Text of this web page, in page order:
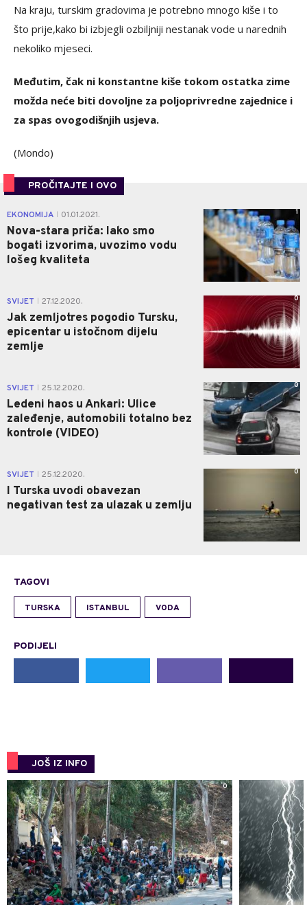
Na kraju, turskim gradovima je potrebno mnogo kiše i to
što prije,kako bi izbjegli ozbiljniji nestanak vode u narednih
nekoliko mjeseci.
Međutim, čak ni konstantne kiše tokom ostatka zime
možda neće biti dovoljne za poljoprivredne zajednice i
za spas ovogodišnjih usjeva.
(Mondo)
PROČITAJTE I OVO
EKONOMIJA 01.01.2021.
Nova-stara priča: Iako smo
bogati izvorima, uvozimo vodu
lošeg kvaliteta
1
SVIJET 27.12.2020.
Jak zemljotres pogodio Tursku,
epicentar u istočnom dijelu
zemlje
0
SVIJET 25.12.2020.
Ledeni haos u Ankari: Ulice
zaleđenje, automobili totalno bez
kontrole (VIDEO)
0
SVIJET 25.12.2020.
I Turska uvodi obavezan
negativan test za ulazak u zemlju
0
TAGOVI
TURSKA ISTANBUL VODA
PODIJELI
JOŠ IZ INFO
0